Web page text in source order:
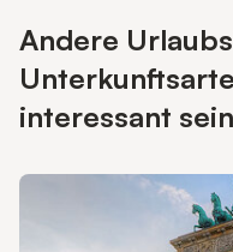
Andere
interessant